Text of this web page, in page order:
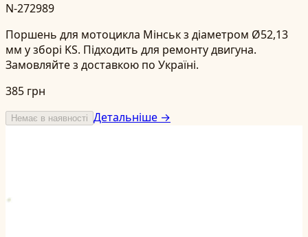
N-272989
Поршень для мотоцикла Мінськ з діаметром Ø52,13
мм у зборі KS. Підходить для ремонту двигуна.
Замовляйте з доставкою по Україні.
385 грн
Немає в наявності Детальніше →